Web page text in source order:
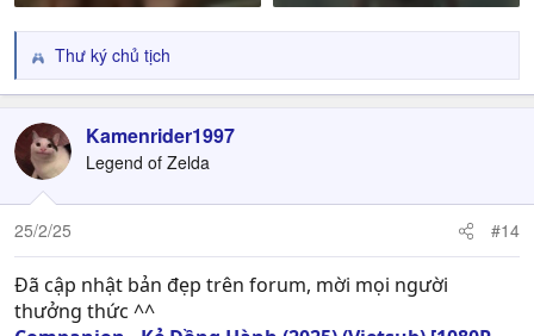
R
e
c
t
i
o
n
s
Thư ký chủ tịch
Kamenrider1997
Legend of Zelda
25/2/25 #14
Đã cập nhật bản đẹp trên forum, mời mọi người
thưởng thức ^^